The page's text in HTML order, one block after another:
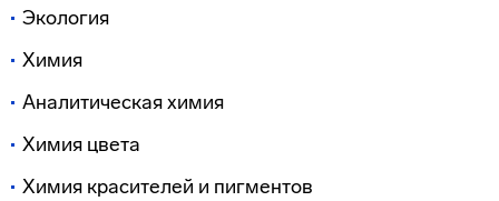
Экология
Химия
Аналитическая химия
Химия цвета
Химия красителей и пигментов